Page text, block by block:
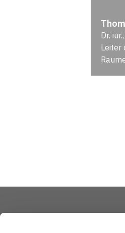
Dr.
Leiter